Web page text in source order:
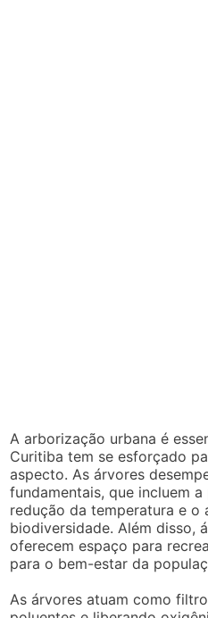
A arborização urbana é
Curitiba tem se esforçado
aspecto. As árvores
fundamentais, que incluem
redução da temperatura e o
biodiversidade. Além disso,
oferecem espaço para
para o bem-estar da
As árvores atuam como